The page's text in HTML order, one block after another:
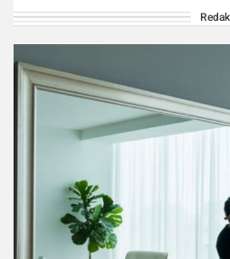
umożliwiają bezpieczne
wzdłuż instalacji,